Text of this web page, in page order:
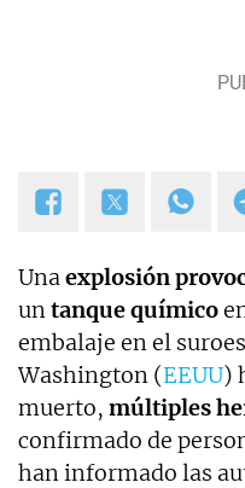
Unaexplosión
untanque químico
embalaje en el
Washington (EEUU)
muerto, múltiples
confirmado de
han informado las